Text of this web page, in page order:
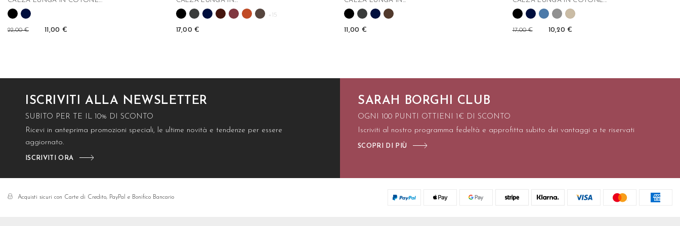
22,00 € 11,00 €
+15
17,00 € 11,00 € 17,00 € 10,20 €
ISCRIVITI ALLA NEWSLETTER
SUBITO PER TE IL 10% DI SCONTO
Ricevi in anteprima promozioni speciali, le ultime novità e tendenze per essere
aggiornato.
ISCRIVITI ORA
SARAH BORGHI CLUB
OGNI 100 PUNTI OTTIENI 1€ DI SCONTO
Iscriviti al nostro programma fedeltà e approfitta subito dei vantaggi a te riservati
SCOPRI DI PIÙ
Acquisti sicuri con Carte di Credito, PayPal e Bonifico Bancario